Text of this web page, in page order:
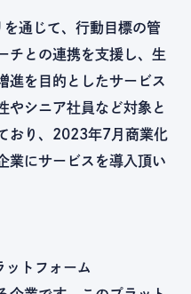
通じて、行動目標の管
チとの連携を支援し、生
進を目的としたサービス
やシニア社員など対象と
おり、2023年7月商業化
業にサービスを導入頂い
トフォーム